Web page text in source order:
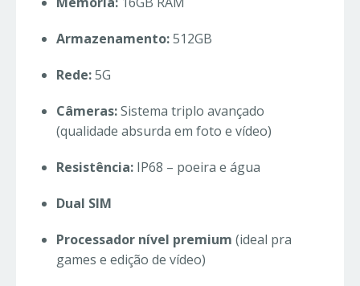
Armazenamento:512GB
Rede:5G
Câmeras:Sistema triplo avançado
(qualidade absurda em foto e vídeo)
Resistência: IP68 – poeira e água
Dual SIM
Processador nível premium (ideal pra
games e edição de vídeo)